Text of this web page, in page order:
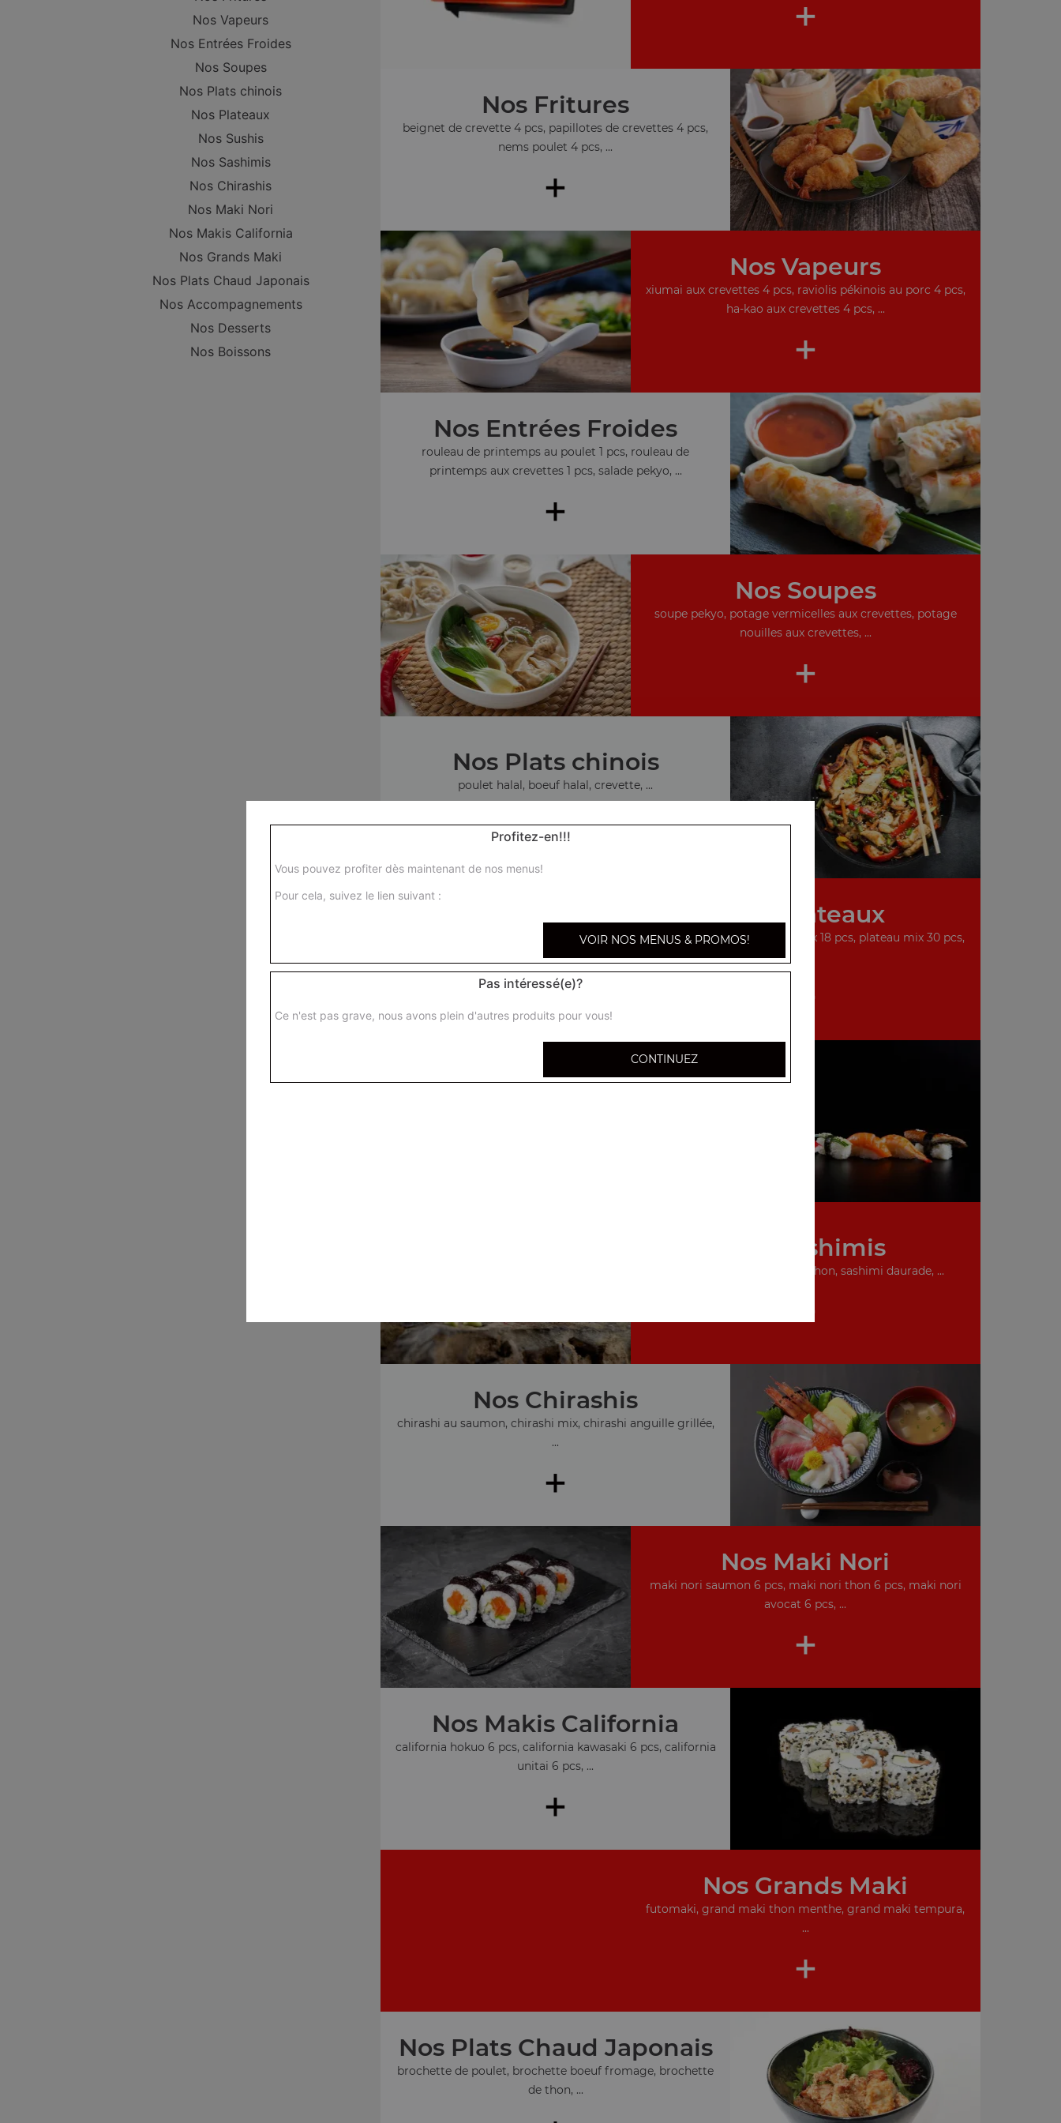
Nos Vapeurs
Nos Entrées Froides
Nos Soupes
Nos Plats chinois
Nos Plateaux
Nos Sushis
Nos Sashimis
Nos Chirashis
Nos Maki Nori
Nos Makis California
Nos Grands Maki
Nos Plats Chaud Japonais
Nos Accompagnements
Nos Desserts
Nos Boissons
+
Nos Fritures
beignet de crevette 4 pcs, papillotes de crevettes 4 pcs,
nems poulet 4 pcs, ...
+
Nos Vapeurs
xiumai aux crevettes 4 pcs, raviolis pékinois au porc 4 pcs,
ha-kao aux crevettes 4 pcs, ...
+
Nos Entrées Froides
rouleau de printemps au poulet 1 pcs, rouleau de
printemps aux crevettes 1 pcs, salade pekyo, ...
+
Nos Soupes
soupe pekyo, potage vermicelles aux crevettes, potage
nouilles aux crevettes, ...
+
Nos Plats chinois
poulet halal, boeuf halal, crevette, ...
+
Nos Plateaux
plateau mix 16 pcs, plateau mix 18 pcs, plateau mix 30 pcs,
+
Nos Sushis
Nos Sashimis
sashimi saumon, sashimi thon, sashimi daurade, ...
+
Nos Chirashis
chirashi au saumon, chirashi mix, chirashi anguille grillée,
...
+
Nos Maki Nori
maki nori saumon 6 pcs, maki nori thon 6 pcs, maki nori
avocat 6 pcs, ...
+
Nos Makis California
california hokuo 6 pcs, california kawasaki 6 pcs, california
unitai 6 pcs, ...
+
Nos Grands Maki
futomaki, grand maki thon menthe, grand maki tempura,
...
+
Nos Plats Chaud Japonais
brochette de poulet, brochette boeuf fromage, brochette
de thon, ...
Profitez-en!!!
Vous pouvez profiter dès maintenant de nos menus!
Pour cela, suivez le lien suivant :
VOIR NOS MENUS & PROMOS!
Pas intéressé(e)?
Ce n'est pas grave, nous avons plein d'autres produits pour vous!
CONTINUEZ